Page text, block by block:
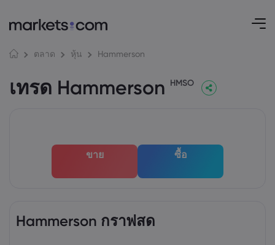
ตลาด หุ้น Hammerson
เทรด Hammerson HMSO
ขาย ซื้อ
Hammerson กราฟสด